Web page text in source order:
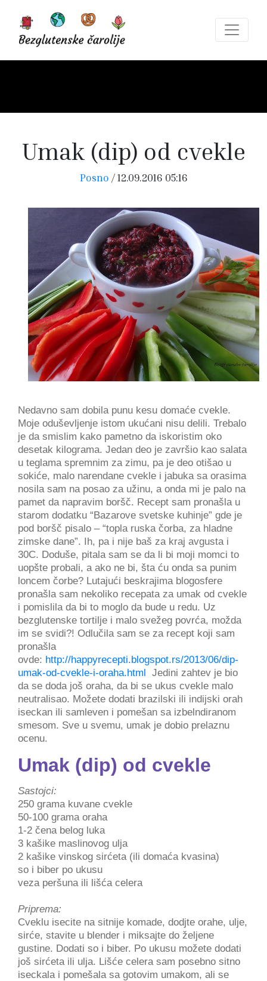
Umak (dip) od cvekle
Posno / 12.09.2016 05:16
Nedavno sam dobila punu kesu domaće cvekle.
Moje oduševljenje istom ukućani nisu delili. Trebalo
je da smislim kako pametno da iskoristim oko
desetak kilograma. Jedan deo je završio kao salata
u teglama spremnim za zimu, pa je deo otišao u
sokiće, malo narendane cvekle i jabuka sa orasima
nosila sam na posao za užinu, a onda mi je palo na
pamet da napravim boršč. Recept sam pronašla u
starom dodatku “Bazarove svetske kuhinje” gde je
pod boršč pisalo – “topla ruska čorba, za hladne
zimske dane”. Ih, pa i nije baš za kraj avgusta i
30C. Doduše, pitala sam se da li bi moji momci to
uopšte probali, a ako ne bi, šta ću onda sa punim
loncem čorbe? Lutajući beskrajima blogosfere
pronašla sam nekoliko recepata za umak od cvekle
i pomislila da bi to moglo da bude u redu. Uz
bezglutenske tortilje i malo svežeg povrća, možda
im se svidi?! Odlučila sam se za recept koji sam
pronašla
ovde: http://happyrecepti.blogspot.rs/2013/06/dip-
umak-od-cvekle-i-oraha.html Jedini zahtev je bio
da se doda još oraha, da bi se ukus cvekle malo
neutralisao. Možete dodati brazilski ili indijski orah
iseckan ili samleven i pomešan sa izbelndiranom
smesom. Sve u svemu, umak je dobio prelaznu
ocenu.
Umak (dip) od cvekle
Sastojci:
250 grama kuvane cvekle
50-100 grama oraha
1-2 čena belog luka
3 kašike maslinovog ulja
2 kašike vinskog sirćeta (ili domaća kvasina)
so i biber po ukusu
veza peršuna ili lišća celera
Priprema:
Cveklu isecite na sitnije komade, dodjte orahe, ulje,
sirće, stavite u blender i miksajte do željene
gustine. Dodati so i biber. Po ukusu možete dodati
još sirćeta ili ulja. Lišće celera sam posebno sitno
iseckala i pomešala sa gotovim umakom, ali se